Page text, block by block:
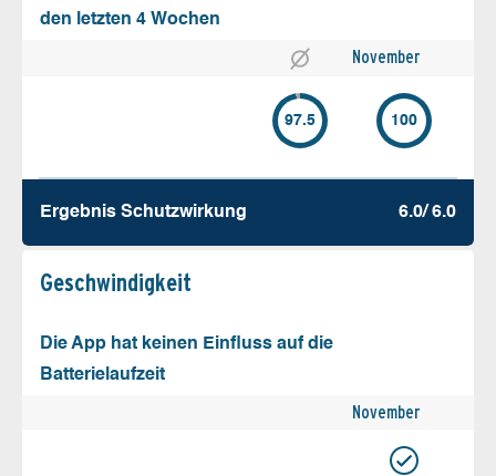
den letzten 4 Wochen
November
97.5 100
Ergebnis Schutz­wirkung 6.0/ 6.0
Geschw­indigkeit
Die App hat keinen Einfluss auf die
Batterielaufzeit
November